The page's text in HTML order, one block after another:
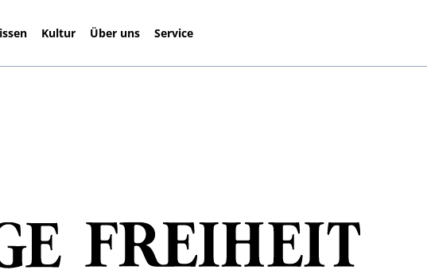
Kultur Über uns Service